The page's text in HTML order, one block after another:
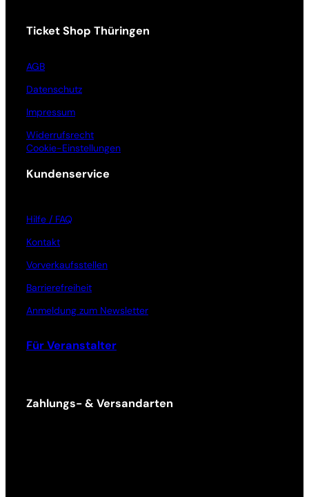
Ticket Shop Thüringen
AGB
Datenschutz
Impressum
Widerrufsrecht
Cookie-Einstellungen
Kundenservice
Hilfe / FAQ
Kontakt
Vorverkaufsstellen
Barrierefreiheit
Anmeldung zum Newsletter
Für Veranstalter
Zahlungs- & Versandarten